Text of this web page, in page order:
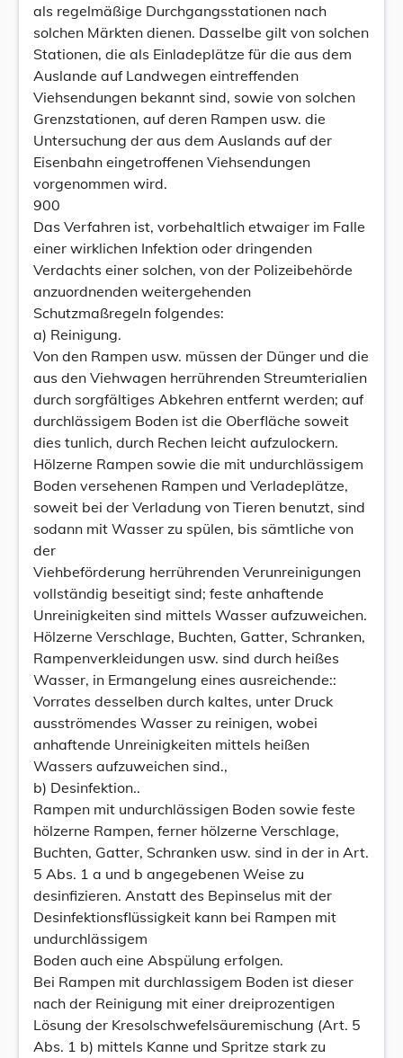
als regelmäßige Durchgangsstationen nach
solchen Märkten dienen. Dasselbe gilt von solchen
Stationen, die als Einladeplätze für die aus dem
Auslande auf Landwegen eintreffenden
Viehsendungen bekannt sind, sowie von solchen
Grenzstationen, auf deren Rampen usw. die
Untersuchung der aus dem Auslands auf der
Eisenbahn eingetroffenen Viehsendungen
vorgenommen wird.
900
Das Verfahren ist, vorbehaltlich etwaiger im Falle
einer wirklichen Infektion oder dringenden
Verdachts einer solchen, von der Polizeibehörde
anzuordnenden weitergehenden
Schutzmaßregeln folgendes:
a) Reinigung.
Von den Rampen usw. müssen der Dünger und die
aus den Viehwagen herrührenden Streumterialien
durch sorgfältiges Abkehren entfernt werden; auf
durchlässigem Boden ist die Oberfläche soweit
dies tunlich, durch Rechen leicht aufzulockern.
Hölzerne Rampen sowie die mit undurchlässigem
Boden versehenen Rampen und Verladeplätze,
soweit bei der Verladung von Tieren benutzt, sind
sodann mit Wasser zu spülen, bis sämtliche von
der
Viehbeförderung herrührenden Verunreinigungen
vollständig beseitigt sind; feste anhaftende
Unreinigkeiten sind mittels Wasser aufzuweichen.
Hölzerne Verschlage, Buchten, Gatter, Schranken,
Rampenverkleidungen usw. sind durch heißes
Wasser, in Ermangelung eines ausreichende::
Vorrates desselben durch kaltes, unter Druck
ausströmendes Wasser zu reinigen, wobei
anhaftende Unreinigkeiten mittels heißen
Wassers aufzuweichen sind.,
b) Desinfektion..
Rampen mit undurchlässigen Boden sowie feste
hölzerne Rampen, ferner hölzerne Verschlage,
Buchten, Gatter, Schranken usw. sind in der in Art.
5 Abs. 1 a und b angegebenen Weise zu
desinfizieren. Anstatt des Bepinselus mit der
Desinfektionsflüssigkeit kann bei Rampen mit
undurchlässigem
Boden auch eine Abspülung erfolgen.
Bei Rampen mit durchlassigem Boden ist dieser
nach der Reinigung mit einer dreiprozentigen
Lösung der Kresolschwefelsäuremischung (Art. 5
Abs. 1 b) mittels Kanne und Spritze stark zu